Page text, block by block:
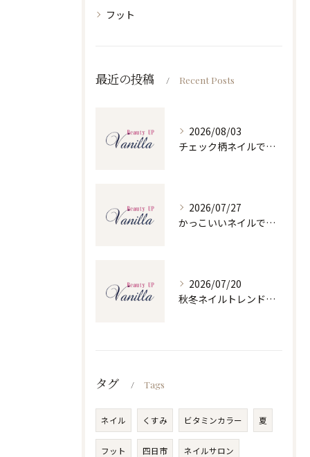
フット
最近の投稿 Recent Posts
2026/08/03
チェック柄ネイルで人気ネイルを大人可愛くセルフで仕上げるコツと季節別デザイン集
2026/07/27
かっこいいネイルで人気ネイルを三重県四日市市和無田町で楽しむポイント
2026/07/20
秋冬ネイルトレンドで人気ネイルを大人上品に楽しむ旬デザイン実践ガイド
タグ Tags
ネイル くすみ ビタミンカラー 夏
フット 四日市 ネイルサロン